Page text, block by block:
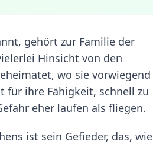
gehört zur Familie der
Hinsicht von den
wo sie vorwiegend
für ihre Fähigkeit, schnell zu
eher laufen als fliegen.
ist sein Gefieder, das, wie